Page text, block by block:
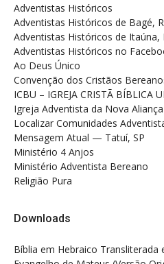
Adventistas Históricos
Adventistas Históricos de Bagé,
Adventistas Históricos de Itaúna,
Adventistas Históricos no
Ao Deus Único
Convenção dos Cristãos
ICBU – IGREJA CRISTÃ BÍBLICA
Igreja Adventista da Nova Aliança
Localizar Comunidades
Mensagem Atual — Tatuí, SP
Ministério 4 Anjos
Ministério Adventista Bereano
Religião Pura
Downloads
Bíblia em Hebraico Transliterada